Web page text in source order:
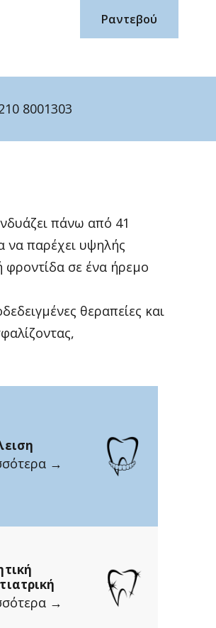
Ραντεβού
8001303
πάνω από 41
να παρέχει υψηλής
φροντίδα σε ένα ήρεμο
θεραπείες και
→
→